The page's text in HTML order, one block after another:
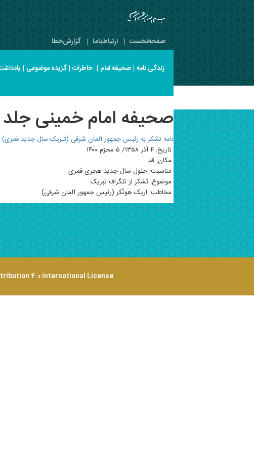
صفحه‌نخست | ارتباط‌با‌ما | گزارش‌خطا
زندگی نامه |صحیفه امام | خاطرات |گزیده موضوعی |
صحیفه امام خمینی جلد 11 صفحه 114
نامه تشکر به رئیس جمهور آلمان شرقی (تبریک سال جدید قمری)
تاریخ: ۴ آذر ۱۳۵۸/ ۵ محرّم ۱۴۰۰
مکان: قم
مناسبت: حلول سال جدید هجری قمری
موضوع: تشکر از تلگراف تبریک
مخاطب: اریک هونْکر (رئیس جمهور آلمان شرقی)
4.0 International License.